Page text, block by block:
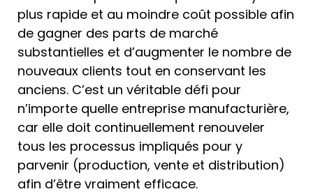
plus rapide et au moindre coût possible afin
de gagner des parts de marché
substantielles et d’augmenter le nombre de
nouveaux clients tout en conservant les
anciens. C’est un véritable défi pour
n’importe quelle entreprise manufacturière,
car elle doit continuellement renouveler
tous les processus impliqués pour y
parvenir (production, vente et distribution)
afin d’être vraiment efficace.